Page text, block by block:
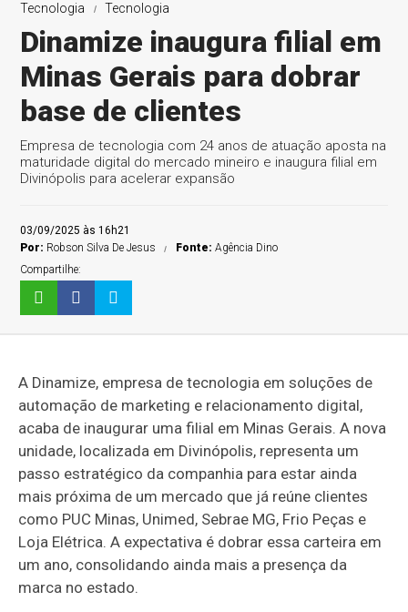
Tecnologia Tecnologia
Dinamize inaugura filial em
Minas Gerais para dobrar
base de clientes
Empresa de tecnologia com 24 anos de atuação aposta na
maturidade digital do mercado mineiro e inaugura filial em
Divinópolis para acelerar expansão
03/09/2025 às 16h21
Por: Robson Silva De Jesus Fonte:Agência Dino
Compartilhe:
A Dinamize, empresa de tecnologia em soluções de
automação de marketing e relacionamento digital,
acaba de inaugurar uma filial em Minas Gerais. A nova
unidade, localizada em Divinópolis, representa um
passo estratégico da companhia para estar ainda
mais próxima de um mercado que já reúne clientes
como PUC Minas, Unimed, Sebrae MG, Frio Peças e
Loja Elétrica. A expectativa é dobrar essa carteira em
um ano, consolidando ainda mais a presença da
marca no estado.